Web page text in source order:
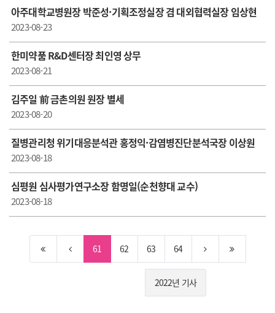
아주대학교병원장 박준성·기획조정실장 겸 대외협력실장 임상현
2023-08-23
한미약품 R&D센터장 최인영 상무
2023-08-21
김주일 前 금촌의원 원장 별세
2023-08-20
질병관리청 위기대응분석관 홍정익·감염병진단분석국장 이상원
2023-08-18
심평원 심사평가연구소장 함명일(순천향대 교수)
2023-08-18
61 62 63 64
2022년 기사